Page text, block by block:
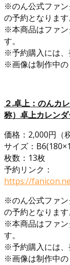
※のん公式ファン
の予約となります
※本商品はファン
す。
※予約購入には、
※画像は制作中の
２.卓上：のんカ
称）卓上カレン
価格：2,000円（
サイズ：
枚数：13枚
予約リンク：
https://
※のん公式ファン
の予約となります
※本商品はファン
す。
※予約購入には、
※画像は制作中の